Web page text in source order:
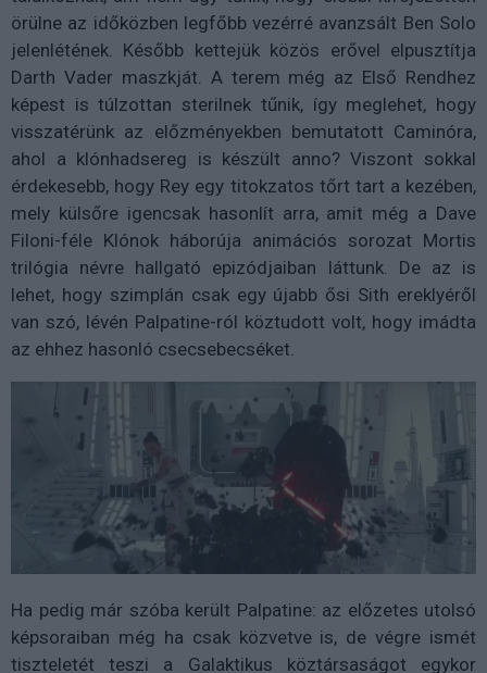
örülne az időközben legfőbb vezérré avanzsált Ben Solo
jelenlétének. Később kettejük közös erővel elpusztítja
Darth Vader maszkját. A terem még az Első Rendhez
képest is túlzottan sterilnek tűnik, így meglehet, hogy
visszatérünk az előzményekben bemutatott Caminóra,
ahol a klónhadsereg is készült anno? Viszont sokkal
érdekesebb, hogy Rey egy titokzatos tőrt tart a kezében,
mely külsőre igencsak hasonlít arra, amit még a Dave
Filoni-féle Klónok háborúja animációs sorozat Mortis
trilógia névre hallgató epizódjaiban láttunk. De az is
lehet, hogy szimplán csak egy újabb ősi Sith ereklyéről
van szó, lévén Palpatine-ról köztudott volt, hogy imádta
az ehhez hasonló csecsebecséket.
Ha pedig már szóba került Palpatine: az előzetes utolsó
képsoraiban még ha csak közvetve is, de végre ismét
tiszteletét teszi a Galaktikus köztársaságot egykor